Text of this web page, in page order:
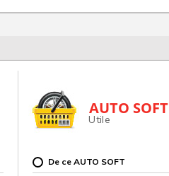
AUTO SOFT
Utile
De ce AUTO SOFT